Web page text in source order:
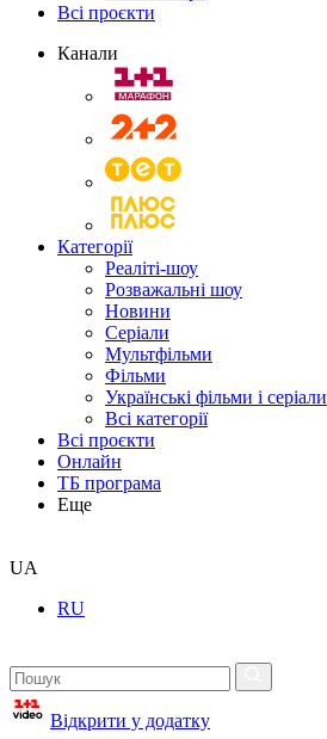
Всі проєкти
Канали
Категорії
Реаліті-шоу
Розважальні шоу
Новини
Серіали
Мультфільми
Фільми
Українські фільми і серіали
Всі категорії
Всі проєкти
Онлайн
ТБ програма
Еще
UA
RU
Відкрити у додатку